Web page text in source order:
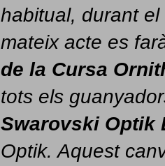
habitual, durant el
mateix acte es
de la Cursa
tots els
Swarovski Optik
Optik. Aquest